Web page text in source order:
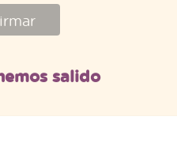
salido